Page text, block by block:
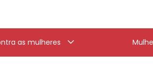
as mulheres